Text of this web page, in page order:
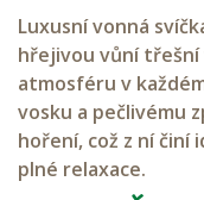
Luxusní vonná
hřejivou vůní
atmosféru v
vosku a pečlivému
hoření, což z ní činí
plné relaxace.